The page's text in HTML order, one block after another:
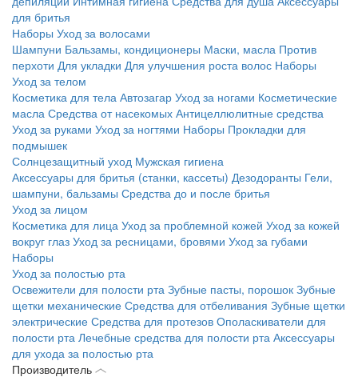
для бритья
Наборы Уход за волосами
Шампуни Бальзамы, кондиционеры Маски, масла Против
перхоти Для укладки Для улучшения роста волос Наборы
Уход за телом
Косметика для тела Автозагар Уход за ногами Косметические
масла Средства от насекомых Антицеллюлитные средства
Уход за руками Уход за ногтями Наборы Прокладки для
подмышек
Солнцезащитный уход Мужская гигиена
Аксессуары для бритья (станки, кассеты) Дезодоранты Гели,
шампуни, бальзамы Средства до и после бритья
Уход за лицом
Косметика для лица Уход за проблемной кожей Уход за кожей
вокруг глаз Уход за ресницами, бровями Уход за губами
Наборы
Уход за полостью рта
Освежители для полости рта Зубные пасты, порошок Зубные
щетки механические Средства для отбеливания Зубные щетки
электрические Средства для протезов Ополаскиватели для
полости рта Лечебные средства для полости рта Аксессуары
для ухода за полостью рта
Производитель